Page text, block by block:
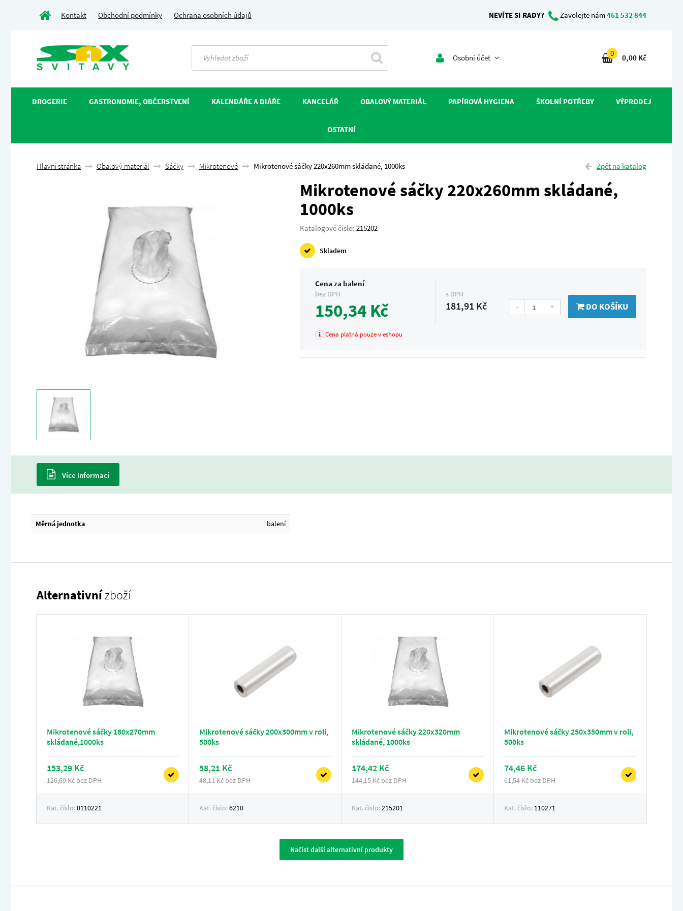
Kontakt Obchodní podmínky Ochrana osobních údajů NEVÍTE SI RADY? Zavolejte nám461 532 844
Osobní účet 0 0,00 Kč
DROGERIE GASTRONOMIE, OBČERSTVENÍ KALENDÁŘE A DIÁŘE KANCELÁŘ OBALOVÝ MATERIÁL PAPÍROVÁ HYGIENA ŠKOLNÍ POTŘEBY VÝPRODEJ
OSTATNÍ
Zpět na katalog
Hlavní stránka Obalový materiál Sáčky Mikrotenové Mikrotenové sáčky 220x260mm skládané, 1000ks
Mikrotenové sáčky 220x260mm skládané,
1000ks
Katalogové číslo:215202
Skladem
Cena za balení
bez DPH
150,34 Kč
s DPH
181,91 Kč
Cena platná pouze v eshopu
- + DO KOŠÍKU
Více informací
Měrná jednotka balení
Alternativnízboží
Mikrotenové sáčky 180x270mm
skládané,1000ks
153,29 Kč
126,69 Kč bez DPH
Kat. číslo:0110221
Mikrotenové sáčky 200x300mm v roli,
500ks
58,21 Kč
48,11 Kč bez DPH
Kat. číslo:6210
Mikrotenové sáčky 220x320mm
skládané, 1000ks
174,42 Kč
144,15 Kč bez DPH
Kat. číslo:215201
Mikrotenové sáčky 250x350mm v roli,
500ks
74,46 Kč
61,54 Kč bez DPH
Kat. číslo: 110271
Načíst další alternativní produkty